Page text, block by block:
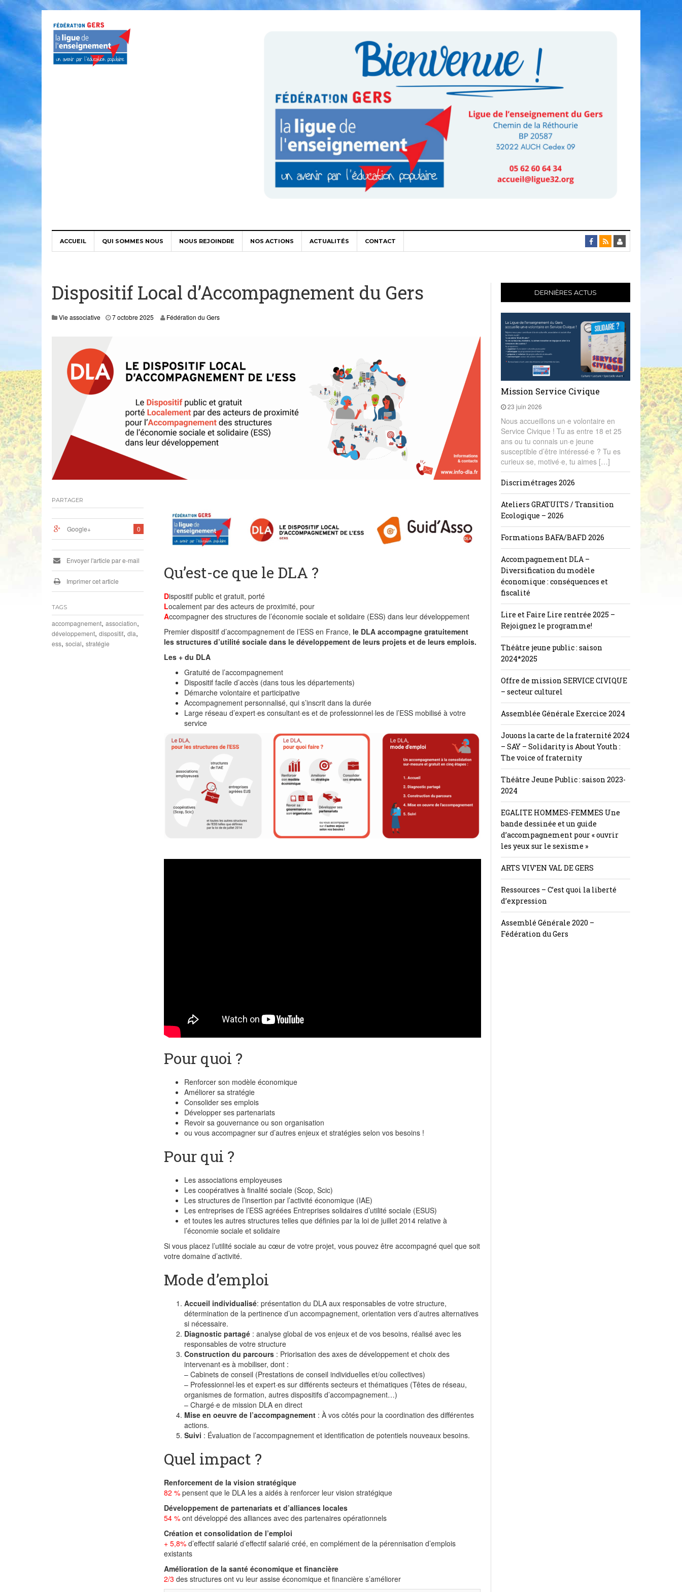
ACCUEIL QUI SOMMES NOUS NOUS REJOINDRE NOS ACTIONS ACTUALITÉS CONTACT
Dispositif Local d’Accompagnement du Gers
Vie associative 7 octobre 2025
2
0
Fédération du Gers
Qu’est-ce que le DLA ?
Dispositif public et gratuit, porté
Localement par des acteurs de proximité, pour
Accompagner des structures de l’économie sociale et solidaire (ESS) dans leur développement
Premier dispositif d’accompagnement de l’ESS en France, le DLA accompagne gratuitement
les structures d’utilité sociale dans le développement de leurs projets et de leurs emplois.
Les + du DLA
Gratuité de l’accompagnement
Dispositif facile d’accès (dans tous les départements)
Démarche volontaire et participative
Accompagnement personnalisé, qui s’inscrit dans la durée
Large réseau d’expert·es consultant·es et de professionnel·les de l’ESS mobilisé à votre
service
Pour quoi ?
Renforcer son modèle économique
Améliorer sa stratégie
Consolider ses emplois
Développer ses partenariats
Revoir sa gouvernance ou son organisation
ou vous accompagner sur d’autres enjeux et stratégies selon vos besoins !
Pour qui ?
Les associations employeuses
Les coopératives à finalité sociale (Scop, Scic)
Les structures de l’insertion par l’activité économique (IAE)
Les entreprises de l’ESS agréées Entreprises solidaires d’utilité sociale (ESUS)
et toutes les autres structures telles que définies par la loi de juillet 2014 relative à
l’économie sociale et solidaire
Si vous placez l’utilité sociale au cœur de votre projet, vous pouvez être accompagné quel que soit
votre domaine d’activité.
Mode d’emploi
Accueil individualisé: présentation du DLA aux responsables de votre structure,
détermination de la pertinence d’un accompagnement, orientation vers d’autres alternatives
si nécessaire.
Diagnostic partagé : analyse global de vos enjeux et de vos besoins, réalisé avec les
responsables de votre structure
Construction du parcours : Priorisation des axes de développement et choix des
intervenant·es à mobiliser, dont :
– Cabinets de conseil (Prestations de conseil individuelles et/ou collectives)
– Professionnel·les et expert·es sur différents secteurs et thématiques (Têtes de réseau,
organismes de formation, autres dispositifs d’accompagnement…)
– Chargé·e de mission DLA en direct
Mise en oeuvre de l’accompagnement : À vos côtés pour la coordination des différentes
actions.
Suivi : Évaluation de l’accompagnement et identification de potentiels nouveaux besoins.
Quel impact ?
Renforcement de la vision stratégique
82 % pensent que le DLA les a aidés à renforcer leur vision stratégique
Développement de partenariats et d’alliances locales
54 % ont développé des alliances avec des partenaires opérationnels
Création et consolidation de l’emploi
+ 5,8% d’effectif salarié d’effectif salarié créé, en complément de la pérennisation d’emplois
existants
Amélioration de la santé économique et financière
2/3 des structures ont vu leur assise économique et financière s’améliorer
PARTAGER
0
Google+
Envoyer l'article par e-mail
Imprimer cet article
TAGS
accompagnement, association,
développement, dispositif, dla,
ess, social, stratégie
DERNIÈRES ACTUS
Mission Service Civique
23 juin 2026
Nous accueillons un·e volontaire en
Service Civique ! Tu as entre 18 et 25
ans ou tu connais un·e jeune
susceptible d’être intéressé·e ? Tu es
curieux·se, motivé·e, tu aimes […]
Discrimétrages 2026
Ateliers GRATUITS / Transition
Ecologique – 2026
Formations BAFA/BAFD 2026
Accompagnement DLA –
Diversification du modèle
économique : conséquences et
fiscalité
Lire et Faire Lire rentrée 2025 –
Rejoignez le programme!
Théâtre jeune public : saison
2024*2025
Offre de mission SERVICE CIVIQUE
– secteur culturel
Assemblée Générale Exercice 2024
Jouons la carte de la fraternité 2024
– SAY – Solidarity is About Youth :
The voice of fraternity
Théâtre Jeune Public : saison 2023-
2024
EGALITE HOMMES-FEMMES Une
bande dessinée et un guide
d’accompagnement pour « ouvrir
les yeux sur le sexisme »
ARTS VIV’EN VAL DE GERS
Ressources – C’est quoi la liberté
d’expression
Assemblé Générale 2020 –
Fédération du Gers